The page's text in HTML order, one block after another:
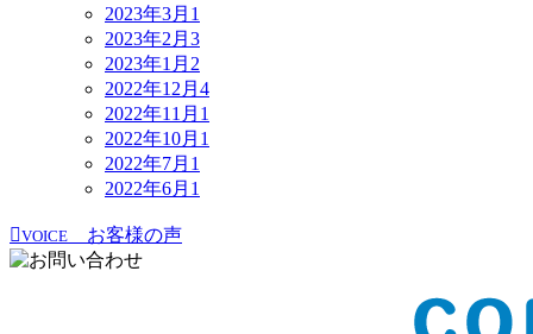
2023年3月 1
2023年2月 3
2023年1月 2
2022年12月 4
2022年11月 1
2022年10月 1
2022年7月 1
2022年6月 1
VOICE お客様の声